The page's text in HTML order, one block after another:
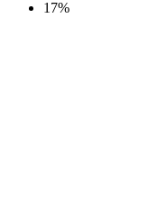
17%